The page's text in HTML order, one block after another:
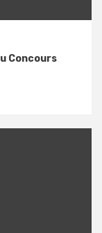
Concours